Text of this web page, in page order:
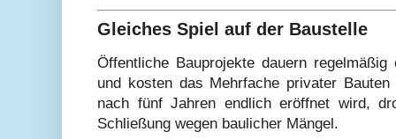
Gleiches Spiel auf der Baustelle
Öffentliche Bauprojekte dauern regelmäßig
und kosten das Mehrfache privater
nach fünf Jahren endlich eröffnet wird,
Schließung wegen baulicher Mängel.